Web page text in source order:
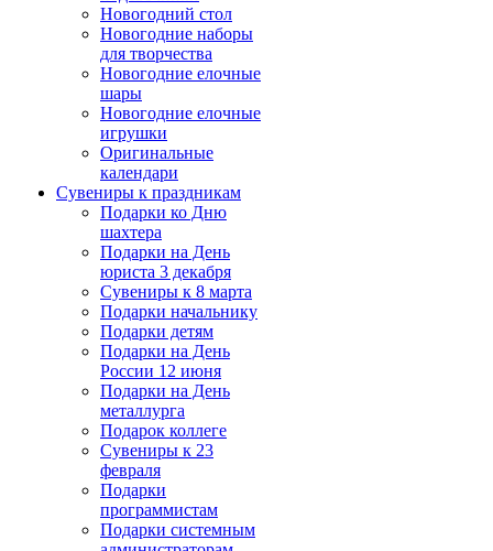
Новогодний стол
Новогодние наборы
для творчества
Новогодние елочные
шары
Новогодние елочные
игрушки
Оригинальные
календари
Сувениры к праздникам
Подарки ко Дню
шахтера
Подарки на День
юриста 3 декабря
Сувениры к 8 марта
Подарки начальнику
Подарки детям
Подарки на День
России 12 июня
Подарки на День
металлурга
Подарок коллеге
Сувениры к 23
февраля
Подарки
программистам
Подарки системным